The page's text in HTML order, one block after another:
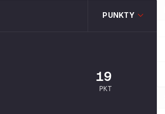
PUNKTY
19
PKT